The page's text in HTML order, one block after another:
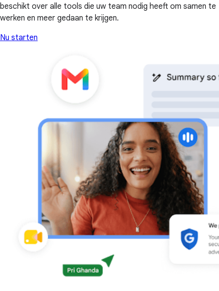
beschikt over alle tools die uw team nodig heeft om samen te
werken en meer gedaan te krijgen.
Nu starten